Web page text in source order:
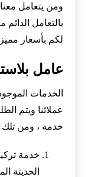
ومن يتعامل
بالتعامل
لكم بأسعار
عامل
الخدمات
عملائنا ويتم
خدمه ، ومن تلك
خدمة
الحديثة